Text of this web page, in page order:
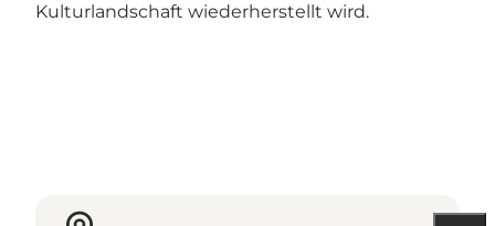
Kulturlandschaft wiederherstellt wird.